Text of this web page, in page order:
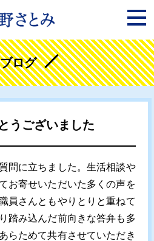
ブログ
うございました
問に立ちました。生活相談や
お寄せいただいた多くの声を
員さんともやりとりと重ねて
踏み込んだ前向きな答弁も多
らためて共有させていただき